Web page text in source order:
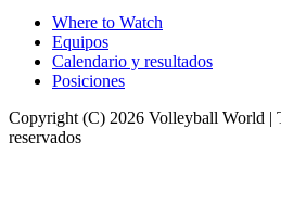
Where to Watch
Equipos
Calendario y resultados
Posiciones
Copyright (C) 2026 Volleyball World |
reservados